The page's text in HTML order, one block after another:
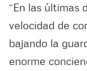
“En las últimas
velocidad de
bajando la
enorme